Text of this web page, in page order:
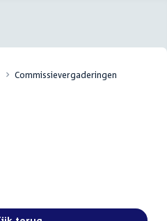
Commissievergaderingen